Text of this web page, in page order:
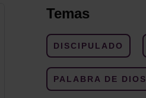
Temas
DISCIPULADO
PALABRA DE DIOS